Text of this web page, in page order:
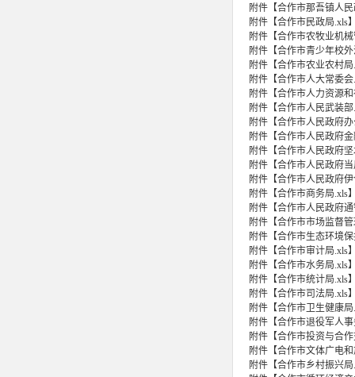
附件【合作市那吾镇人
附件【合作市民政局.xls
附件【合作市农牧业机
附件【合作市青少年校
附件【合作市农业农村局
附件【合作市人大常委会
附件【合作市人力资源
附件【合作市人民武装部
附件【合作市人民政府
附件【合作市人民政府
附件【合作市人民政府
附件【合作市人民政府
附件【合作市人民政府
附件【合作市商务局.xls
附件【合作市人民政府
附件【合作市市场监督
附件【合作市生态环境
附件【合作市审计局.xls
附件【合作市水务局.xls
附件【合作市统计局.xls
附件【合作市司法局.xls
附件【合作市卫生健康局
附件【合作市退役军人
附件【合作市投资与合
附件【合作市文体广电
附件【合作市乡村振兴局